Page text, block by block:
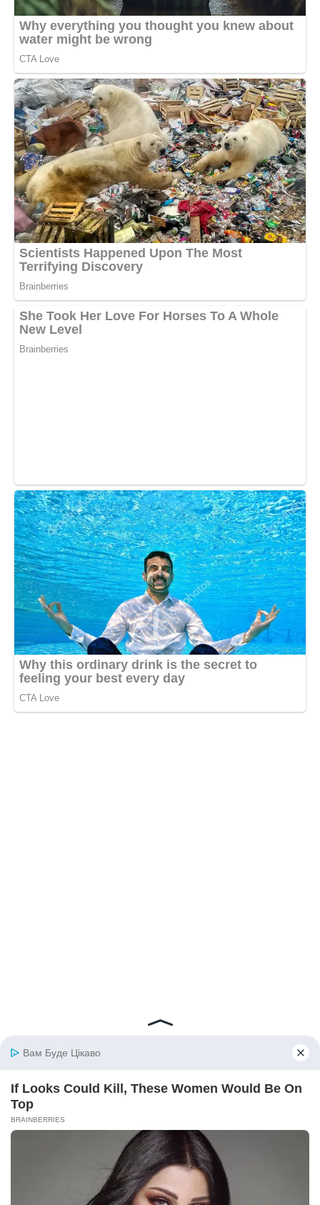
© 2026 iBilingua
Політика конфіденційності та умови користування
сайтом (Privacy Policy)